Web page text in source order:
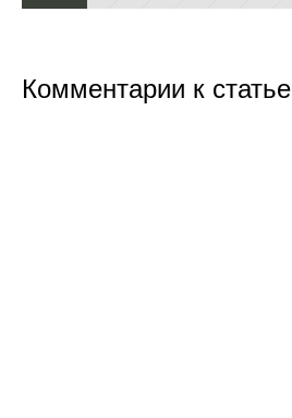
Комментарии к статье